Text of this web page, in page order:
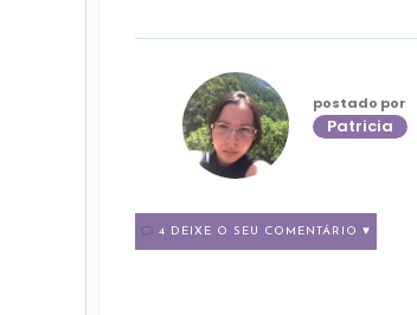
postado por
Patricia
4 DEIXE O SEU COMENTÁRIO ♥